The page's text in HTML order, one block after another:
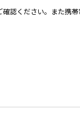
認ください。また